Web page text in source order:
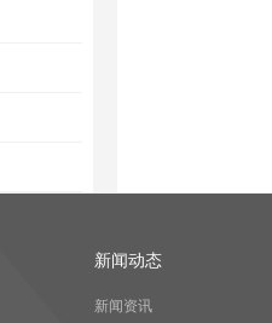
新闻动态
新闻资讯